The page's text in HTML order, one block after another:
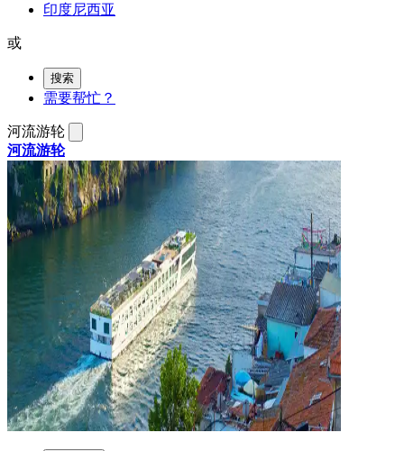
印度尼西亚
或
搜索
需要帮忙？
河流游轮
河流游轮